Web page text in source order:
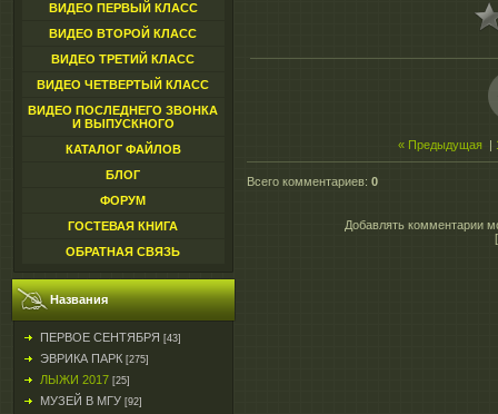
ВИДЕО ПЕРВЫЙ КЛАСС
ВИДЕО ВТОРОЙ КЛАСС
ВИДЕО ТРЕТИЙ КЛАСС
ВИДЕО ЧЕТВЕРТЫЙ КЛАСС
ВИДЕО ПОСЛЕДНЕГО ЗВОНКА
И ВЫПУСКНОГО
КАТАЛОГ ФАЙЛОВ
БЛОГ
ФОРУМ
ГОСТЕВАЯ КНИГА
ОБРАТНАЯ СВЯЗЬ
Названия
ПЕРВОЕ СЕНТЯБРЯ [43]
ЭВРИКА ПАРК [275]
ЛЫЖИ 2017 [25]
МУЗЕЙ В МГУ [92]
« Предыдущая
Всего комментариев: 0
Добавлять комментарии